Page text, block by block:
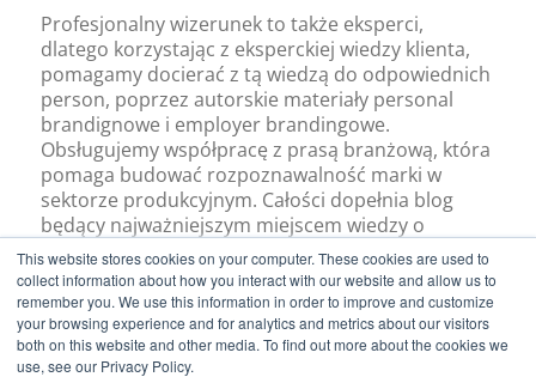
This website stores cookies on your computer. These cookies are used to
collect information about how you interact with our website and allow us to
remember you. We use this information in order to improve and customize
your browsing experience and for analytics and metrics about our visitors
both on this website and other media. To find out more about the cookies we
use, see our Privacy Policy.
Profesjonalny wizerunek to także eksperci,
dlatego korzystając z eksperckiej wiedzy klienta,
pomagamy docierać z tą wiedzą do odpowiednich
person, poprzez autorskie materiały personal
brandignowe i employer brandingowe.
Obsługujemy współpracę z prasą branżową, która
pomaga budować rozpoznawalność marki w
sektorze produkcyjnym. Całości dopełnia blog
będący najważniejszym miejscem wiedzy o
tematyce manipulatorów przemysłowych w
polskim Internecie, a także inspiracją dla całej
branży transportu bliskiego.
Od klienta: